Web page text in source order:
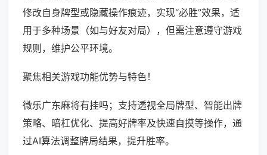
修改自身牌型或隐藏操作痕迹，实现“必胜”效果，适
用于多种场景（如与好友对局），但需注意遵守游戏
规则，维护公平环境。
聚焦相关游戏功能优势与特色！
微乐广东麻将有挂吗；支持透视全局牌型、智能出牌
策略、暗杠优化、提高好牌率及快速自摸等操作，通
过AI算法调整牌局结果，提升胜率。